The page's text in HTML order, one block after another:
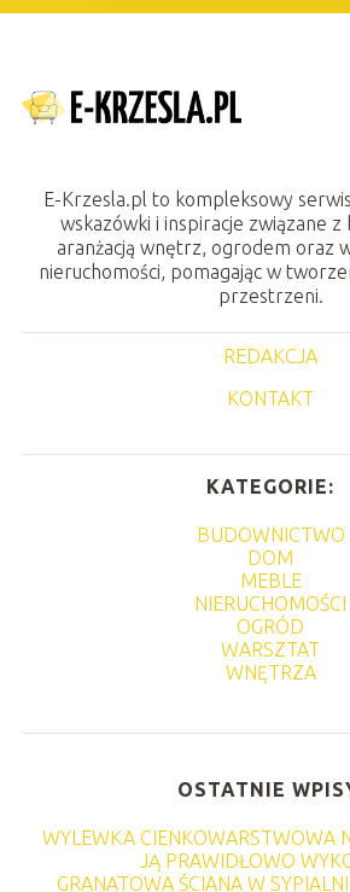
E-Krzesla.pl to kompleksowy
wskazówki i inspiracje związane
aranżacją wnętrz, ogrodem oraz
nieruchomości, pomagając w
przestrzeni.
REDAKCJA
KONTAKT
KATEGORIE:
BUDOWNICTWO
DOM
MEBLE
NIERUCHOMOŚCI
OGRÓD
WARSZTAT
WNĘTRZA
OSTATNIE
WYLEWKA CIENKOWARSTWOWA
JĄ PRAWIDŁOWO
GRANATOWA ŚCIANA W